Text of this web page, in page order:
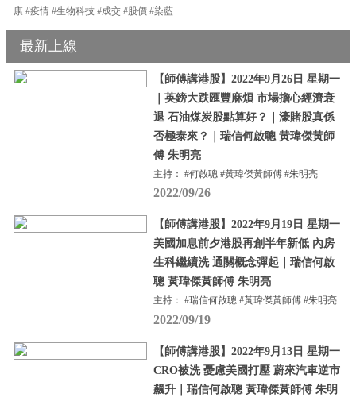
康 #疫情 #生物科技 #成交 #股價 #染藍
最新上線
【師傅講港股】2022年9月26日 星期一
｜英鎊大跌匯豐麻煩 市場擔心經濟衰
退 石油煤炭股點算好？｜濠賭股真係
否極泰來？｜瑞信何啟聰 黃瑋傑黃師
傅 朱明亮
主持： #何啟聰 #黃瑋傑黃師傅 #朱明亮
2022/09/26
【師傅講港股】2022年9月19日 星期一
美國加息前夕港股再創半年新低 內房
生科繼續洗 通關概念彈起｜瑞信何啟
聰 黃瑋傑黃師傅 朱明亮
主持： #瑞信何啟聰 #黃瑋傑黃師傅 #朱明亮
2022/09/19
【師傅講港股】2022年9月13日 星期一
CRO被洗 憂慮美國打壓 蔚來汽車逆市
飆升｜瑞信何啟聰 黃瑋傑黃師傅 朱明